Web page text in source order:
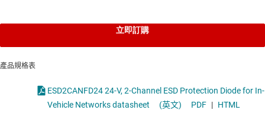
立即訂購
產品規格表
ESD2CANFD24 24-V, 2-Channel ESD Protection Diode for In-
Vehicle Networks datasheet
(英文) PDF | HTML